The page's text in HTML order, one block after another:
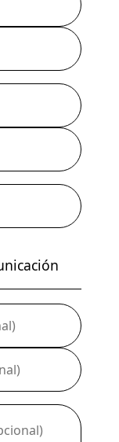
del
datos
de
que
al